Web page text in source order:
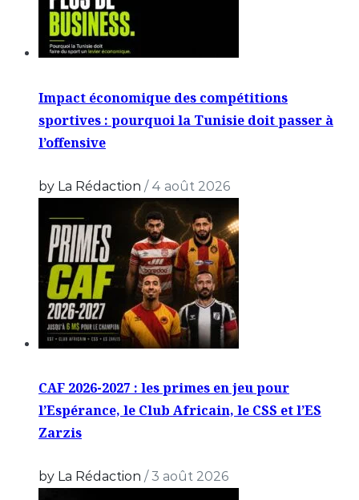
Impact économique des compétitions
sportives : pourquoi la Tunisie doit passer à
l’offensive
by La Rédaction / 4 août 2026
CAF 2026-2027 : les primes en jeu pour
l’Espérance, le Club Africain, le CSS et l’ES
Zarzis
by La Rédaction /3 août 2026